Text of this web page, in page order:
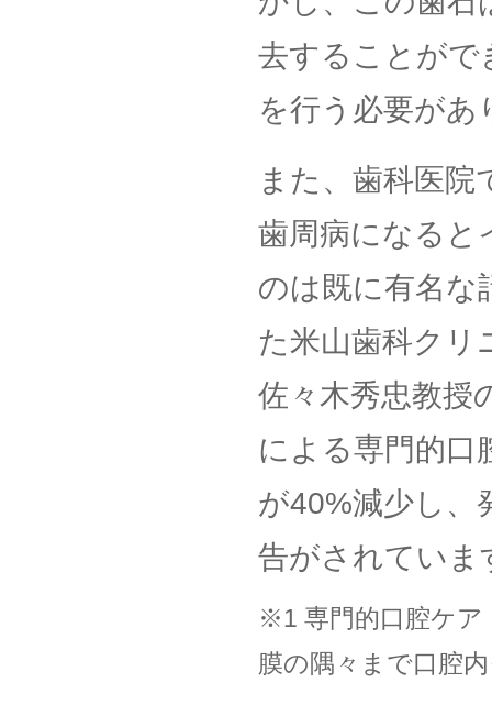
去することがで
を行う必要があ
また、歯科医院
歯周病になると
のは既に有名な
た米山歯科クリ
佐々木秀忠教授
による専門的口
が40%減少し、
告がされていま
※1 専門的口腔ケア
膜の隅々まで口腔